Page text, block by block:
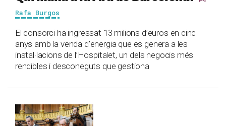
Rafa Burgos
El consorci ha ingressat 13 milions d’euros en cinc
anys amb la venda d’energia que es genera a les
instal·lacions de l’Hospitalet, un dels negocis més
rendibles i desconeguts que gestiona